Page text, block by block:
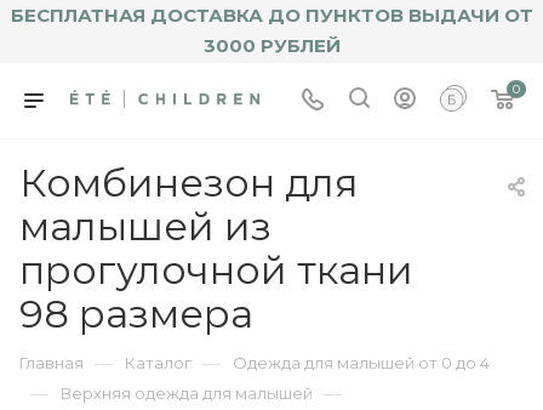
БЕСПЛАТНАЯ ДОСТАВКА ДО ПУНКТОВ ВЫДАЧИ ОТ
3000 РУБЛЕЙ
0
Комбинезон для
малышей из
прогулочной ткани
98 размера
Главная — Каталог — Одежда для малышей от 0 до 4
— Верхняя одежда для малышей —